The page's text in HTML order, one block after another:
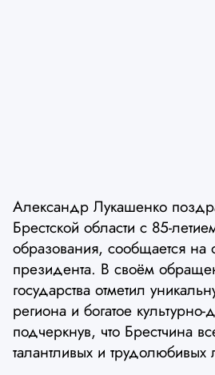
Александр Лукашенко
Брестской области с 85-
образования, сообщается
президента. В своём
государства отметил
региона и богатое
подчеркнув, что Брестчина
талантливых и